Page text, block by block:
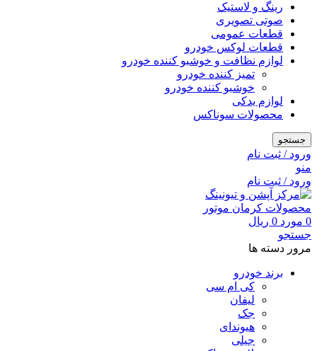
رینگ و لاستیک
صوتی تصویری
قطعات عمومی
قطعات لوکس خودرو
لوازم نظافت و خوشبو کننده خودرو
تمیز کننده خودرو
خوشبو کننده خودرو
لوازم یدکی
محصولات سوناکس
جستجو
ورود / ثبت نام
منو
ورود / ثبت نام
0 مورد 0 ریال
جستجو
مرور دسته ها
برند خودرو
کی ام سی
لیفان
جک
هیوندای
جیلی